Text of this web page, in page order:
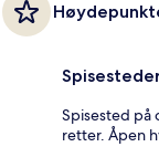
Spisested på
retter. Åpen